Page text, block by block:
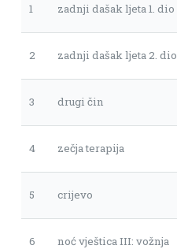
1 zadnji dašak ljeta 1. dio
2 zadnji dašak ljeta 2. dio
3 drugi čin
4 zečja terapija
5 crijevo
6 noć vještica III: vožnja